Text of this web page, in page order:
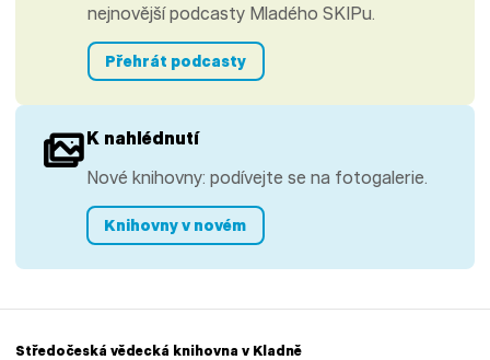
nejnovější podcasty Mladého SKIPu.
Přehrát podcasty
K nahlédnutí
Nové knihovny: podívejte se na fotogalerie.
Knihovny v novém
Středočeská vědecká knihovna v Kladně